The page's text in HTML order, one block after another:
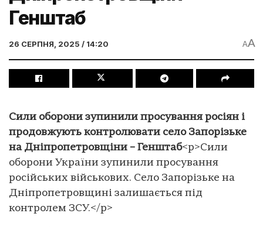
Генштаб
26 СЕРПНЯ, 2025 / 14:20 AA
Сили оборони зупинили просування росіян і
продовжують контролювати село Запорізьке
на Дніпропетровщіни – Генштаб<p>Сили
оборони України зупинили просування
російських військових. Село Запорізьке на
Дніпропетровщині залишається під
контролем ЗСУ.</p>